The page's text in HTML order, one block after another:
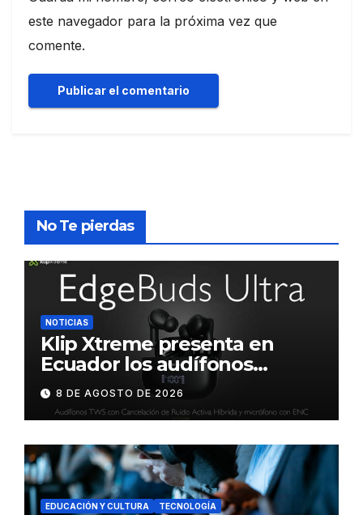
este navegador para la próxima vez que
comente.
No Te pierdas
NOTICIAS
Klip Xtreme presenta en
Ecuador los audífonos
DynaBuds con sonido
inteligente y control táctil
8 DE AGOSTO DE 2026
EDUCACIÓN Y CULTURA TECNOLOGÍA